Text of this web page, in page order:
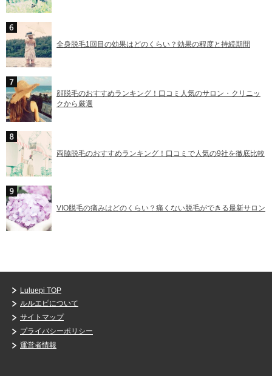
全身脱毛1回目の効果はどのくらい？効果の程度と持続期間
顔脱毛のおすすめランキング！口コミ人気のサロン・クリニッ
クから厳選
両脇脱毛のおすすめランキング！口コミで人気の9社を徹底比較
VIO脱毛の痛みはどのくらい？痛くない脱毛ができる最新サロン
Luluepi TOP
ルルエピについて
サイトマップ
プライバシーポリシー
運営者情報